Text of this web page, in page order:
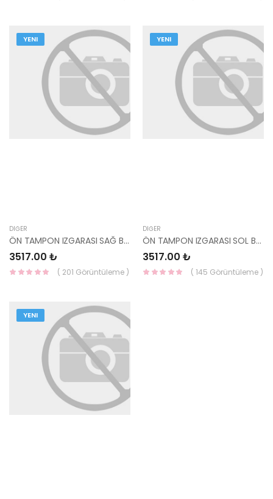
YENI
DIĞER
ÖN TAMPON IZGARASI SAĞ BAKALİTİ TUCSON 2024- 86594-N7GB0-MOBIS
3517.00 ₺
( 201 Görüntüleme )
YENI
DIĞER
ÖN TAMPON IZGARASI SOL BAKALİTİ TUCSON 2024- 86593-N7GB0-MOBIS
3517.00 ₺
( 145 Görüntüleme )
YENI